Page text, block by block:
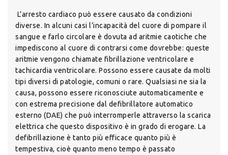
L’arresto cardiaco può essere causato da condizioni
diverse. In alcuni casi l’incapacità del cuore di pompare il
sangue e farlo circolare è dovuta ad aritmie caotiche che
impediscono al cuore di contrarsi come dovrebbe: queste
aritmie vengono chiamate fibrillazione ventricolare e
tachicardia ventricolare. Possono essere causate da molti
tipi diversi di patologie, comuni o rare. Qualsiasi ne sia la
causa, possono essere riconosciute automaticamente e
con estrema precisione dal defibrillatore automatico
esterno (DAE) che può interromperle attraverso la scarica
elettrica che questo dispositivo è in grado di erogare. La
defibrillazione è tanto più efficace quanto più è
tempestiva, cioè quanto meno tempo è passato